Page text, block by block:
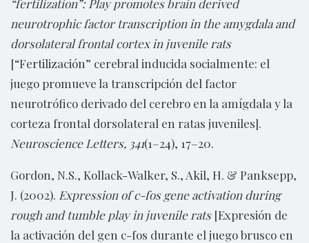
“fertilization”: Play promotes brain derived
neurotrophic factor transcription in the amygdala and
dorsolateral frontal cortex in juvenile rats
[“Fertilización” cerebral inducida socialmente: el
juego promueve la transcripción del factor
neurotrófico derivado del cerebro en la amígdala y la
corteza frontal dorsolateral en ratas juveniles].
Neuroscience Letters, 341(1–24), 17–20.
Gordon, N.S., Kollack-Walker, S., Akil, H. & Panksepp,
J. (2002). Expression of c-fos gene activation during
rough and tumble play in juvenile rats[Expresión de
la activación del gen c-fos durante el juego brusco en